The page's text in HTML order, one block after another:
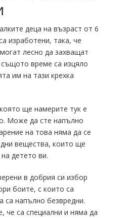
деца на възраст от 6
изработени, така, че
лесно да захващат
време са изцяло
им на тази крехка
ще намерите тук е
Може да сте напълно
на това няма да се
вещества, които ще
детето ви.
в добрия си избор
боите, с които са
са напълно безвредни.
че са специални и няма да